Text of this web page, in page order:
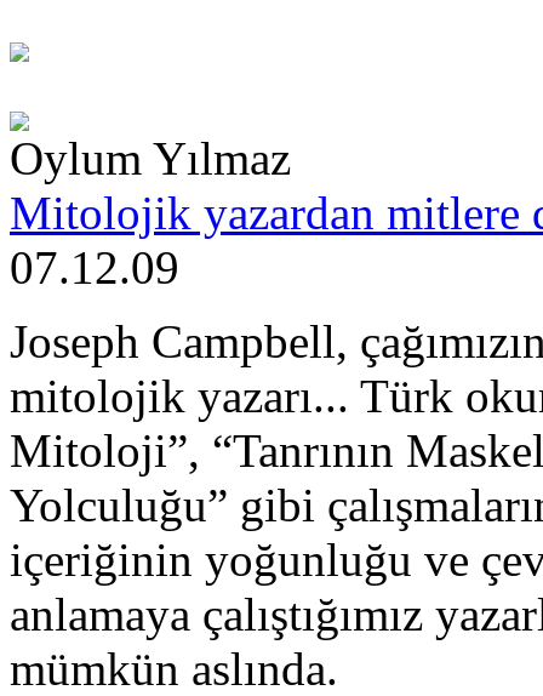
Oylum Yılmaz
Mitolojik yazardan mitlere
07.12.09
Joseph Campbell,
mitolojik yazarı... Türk
Mitoloji”, “Tanrının
Yolculuğu” gibi
içeriğinin yoğunluğu ve
anlamaya çalıştığımız
mümkün aslında.